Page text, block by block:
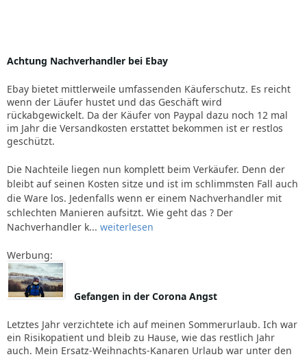
Achtung Nachverhandler bei Ebay
Ebay bietet mittlerweile umfassenden Käuferschutz. Es reicht
wenn der Läufer hustet und das Geschäft wird
rückabgewickelt. Da der Käufer von Paypal dazu noch 12 mal
im Jahr die Versandkosten erstattet bekommen ist er restlos
geschützt.
Die Nachteile liegen nun komplett beim Verkäufer. Denn der
bleibt auf seinen Kosten sitze und ist im schlimmsten Fall auch
die Ware los. Jedenfalls wenn er einem Nachverhandler mit
schlechten Manieren aufsitzt. Wie geht das ? Der
Nachverhandler k... weiterlesen
Werbung:
Gefangen in der Corona Angst
Letztes Jahr verzichtete ich auf meinen Sommerurlaub. Ich war
ein Risikopatient und bleib zu Hause, wie das restlich Jahr
auch. Mein Ersatz-Weihnachts-Kanaren Urlaub war unter den